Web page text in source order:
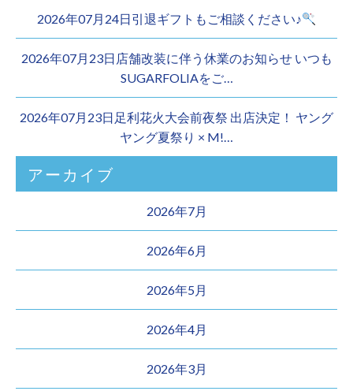
2026年07月24日引退ギフトもご相談ください♪
2026年07月23日店舗改装に伴う休業のお知らせ いつも
SUGARFOLIAをご…
2026年07月23日足利花火大会前夜祭 出店決定！ ヤング
ヤング夏祭り × M!…
アーカイブ
2026年7月
2026年6月
2026年5月
2026年4月
2026年3月